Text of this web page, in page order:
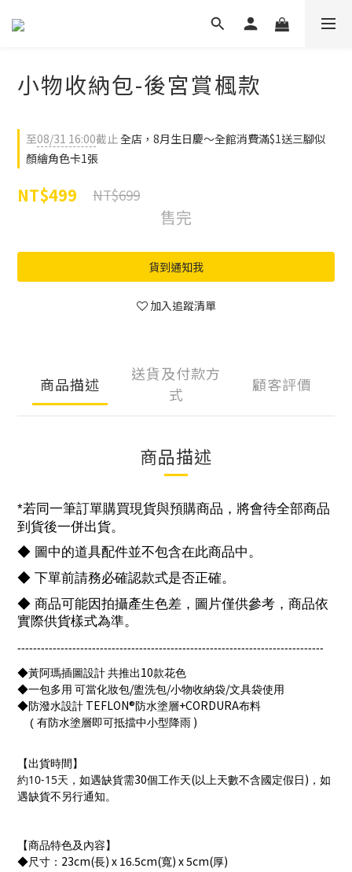
小物收納包-後宮賞楓款
至08/31 16:00截止全店，8月生日慶～全館消費滿$1送三腳似
顏繪角色卡1張
NT$499 NT$699
售完
貨到通知我
加入追蹤清單
商品描述
送貨及付款方
式
顧客評價
商品描述
*若同一筆訂單購買現貨與預購商品，將會待全部商品
到貨後一併出貨。
◆ 圖中的道具配件並不包含在此商品中。
◆ 下單前請務必確認款式是否正確。
◆ 商品可能因拍攝產生色差，圖片僅供參考，商品依
實際供貨樣式為準。
------------------------------------------------------------------------------
◆黃阿瑪插圖設計共推出10款花色
◆一包多用 可當化妝包/盥洗包/小物收納袋/文具袋使用
◆防潑水設計 TEFLON®防水塗層+CORDURA布料
( 有防水塗層即可抵擋中小型降雨 )
【出貨時間】
約10-15天 ，如遇缺貨需30個工作天(以上天數不含國定假日) ，如
遇缺貨不另行通知。
【商品特色及內容】
◆尺寸： 23cm(長) x 16.5cm(寬) x 5cm(厚)